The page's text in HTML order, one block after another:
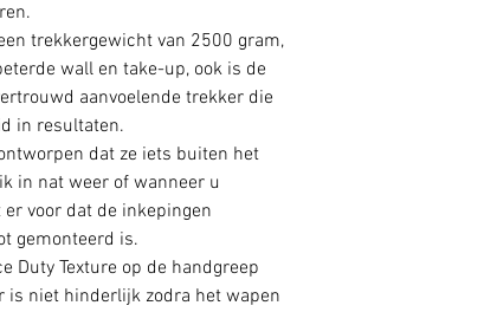
trekkergewicht van 2500 gram,
wall en take-up, ook is de
aanvoelende trekker die
in resultaten.
dat ze iets buiten het
in nat weer of wanneer u
voor dat de inkepingen
gemonteerd is.
Duty Texture op de handgreep
is niet hinderlijk zodra het wapen